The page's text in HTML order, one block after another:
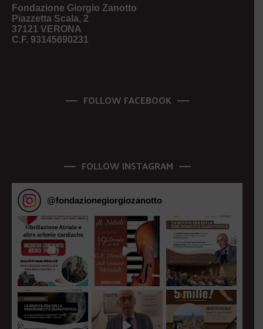
Fondazione Giorgio Zanotto
Piazzetta Scala, 2
37121 VERONA
C.F. 93145690231
FOLLOW FACEBOOK
FOLLOW INSTAGRAM
@fondazionegiorgiozanotto